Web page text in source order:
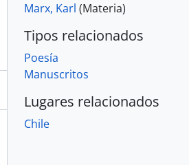
Marx, Karl (Materia)
Tipos relacionados
Poesía
Manuscritos
Lugares relacionados
Chile